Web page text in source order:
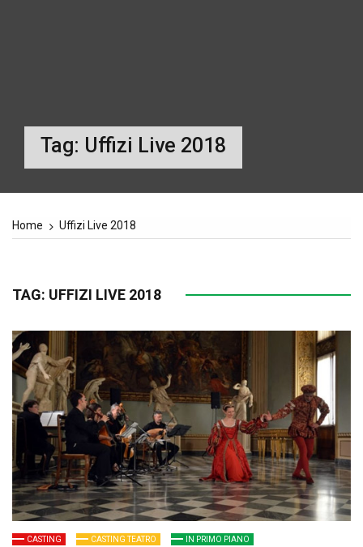
Tag: Uffizi Live 2018
Home Uffizi Live 2018
TAG: UFFIZI LIVE 2018
CASTING CASTING TEATRO IN PRIMO PIANO